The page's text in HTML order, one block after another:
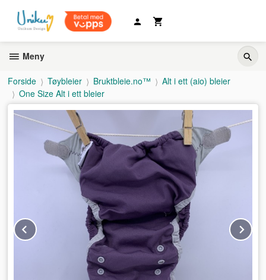
innholdet
Meny
Forside Tøybleier Bruktbleie.no™
Alt i ett (aio) bleier
One Size Alt i ett bleier
Prev